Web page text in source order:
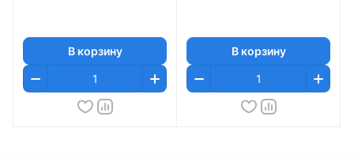
В корзину В корзину